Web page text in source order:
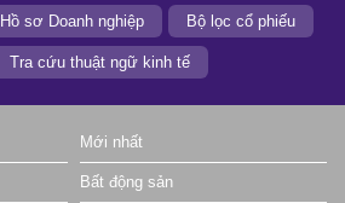
Hồ sơ Doanh nghiệp Bộ lọc cổ phiếu
Tra cứu thuật ngữ kinh tế
Mới nhất
Bất động sản